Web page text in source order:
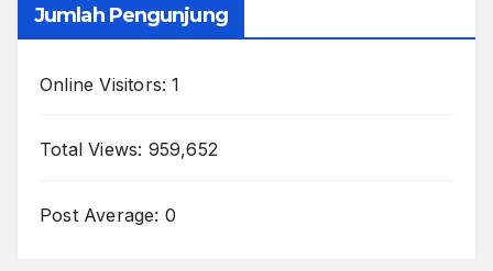
Jumlah Pengunjung
Online Visitors:1
Total Views: 959,652
Post Average: 0